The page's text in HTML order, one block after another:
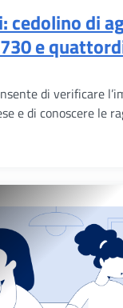
cedolino di
e
di verificare
e di conoscere le